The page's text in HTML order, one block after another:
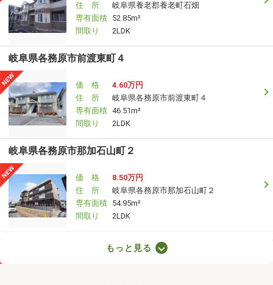
住 所
岐阜県養老郡養老町石畑
専有面積 52.85m²
間取り
2LDK
岐阜県各務原市前渡東町４
価 格
4.60万円
住 所
岐阜県各務原市前渡東町４
専有面積 46.51m²
間取り
2LDK
岐阜県各務原市那加石山町２
価 格
8.50万円
住 所
岐阜県各務原市那加石山町２
専有面積 54.95m²
間取り
2LDK
もっと見る